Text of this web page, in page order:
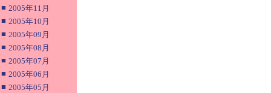
■ 2005年11月
■ 2005年10月
■ 2005年09月
■ 2005年08月
■ 2005年07月
■ 2005年06月
■ 2005年05月